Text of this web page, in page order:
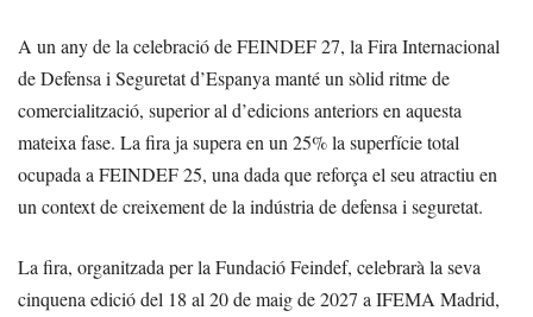
A un any de la celebració de FEINDEF 27, la Fira Internacional
de Defensa i Seguretat d’Espanya manté un sòlid ritme de
comercialització, superior al d’edicions anteriors en aquesta
mateixa fase. La fira ja supera en un 25% la superfície total
ocupada a FEINDEF 25, una dada que reforça el seu atractiu en
un context de creixement de la indústria de defensa i seguretat.
La fira, organitzada per la Fundació Feindef, celebrarà la seva
cinquena edició del 18 al 20 de maig de 2027 a IFEMA Madrid,